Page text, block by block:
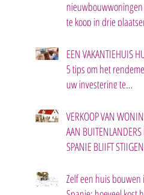
nieuwbouwwoningen
te koop in drie
EEN VAKANTIEHUIS
5 tips om het
uw investering te
VERKOOP VAN
AAN
SPANJE BLIJFT
Zelf een huis bouwen